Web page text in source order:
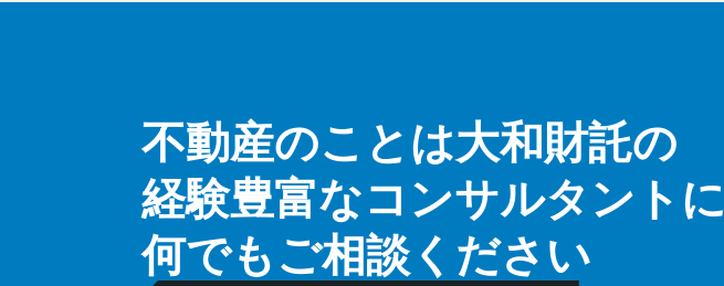
不動産のことは大和財託の
経験豊富なコンサルタントに
何でもご相談ください